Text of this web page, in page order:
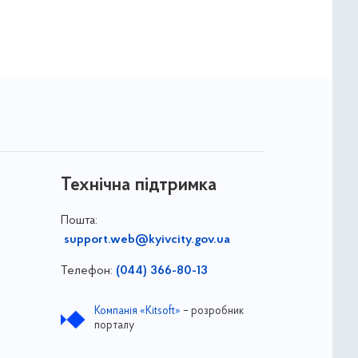
Технічна підтримка
Пошта:
support.web@kyivcity.gov.ua
Телефон: (044) 366-80-13
Компанія «Kitsoft» – розробник
порталу